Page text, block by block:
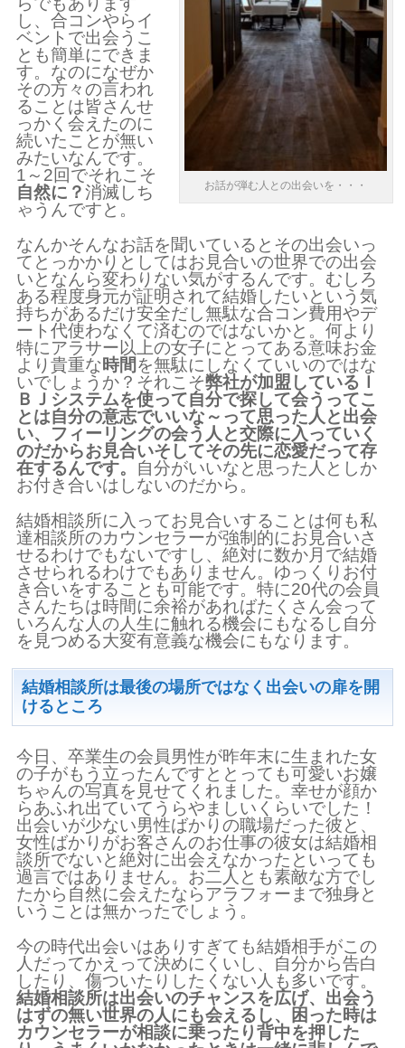
お話が弾む人との出会いを・・・
し、合コンやらイ
ベントで出会うこ
とも簡単にできま
す。なのになぜか
その方々の言われ
ることは皆さんせ
っかく会えたのに
続いたことが無い
みたいなんです。
1～2回でそれこそ
自然に？消滅しち
ゃうんですと。
なんかそんなお話を聞いているとその出会いっ
てとっかかりとしてはお見合いの世界での出会
いとなんら変わりない気がするんです。むしろ
ある程度身元が証明されて結婚したいという気
持ちがあるだけ安全だし無駄な合コン費用やデ
ート代使わなくて済むのではないかと。何より
特にアラサー以上の女子にとってある意味お金
より貴重な時間を無駄にしなくていいのではな
いでしょうか？それこそ弊社が加盟しているＩ
ＢＪシステムを使って自分で探して会うってこ
とは自分の意志でいいな～って思った人と出会
い、フィーリングの会う人と交際に入っていく
のだからお見合いそしてその先に恋愛だって存
在するんです。 自分がいいなと思った人としか
お付き合いはしないのだから。
結婚相談所に入ってお見合いすることは何も私
達相談所のカウンセラーが強制的にお見合いさ
せるわけでもないですし、絶対に数か月で結婚
させられるわけでもありません。ゆっくりお付
き合いをすることも可能です。特に20代の会員
さんたちは時間に余裕があればたくさん会って
いろんな人の人生に触れる機会にもなるし自分
を見つめる大変有意義な機会にもなります。
結婚相談所は最後の場所ではなく出会いの扉を開
けるところ
今日、卒業生の会員男性が昨年末に生まれた女
の子がもう立ったんですととっても可愛いお嬢
ちゃんの写真を見せてくれました。幸せが顔か
らあふれ出ていてうらやましいくらいでした！
出会いが少ない男性ばかりの職場だった彼と、
女性ばかりがお客さんのお仕事の彼女は結婚相
談所でないと絶対に出会えなかったといっても
過言ではありません。お二人とも素敵な方でし
たから自然に会えたならアラフォーまで独身と
いうことは無かったでしょう。
今の時代出会いはありすぎても結婚相手がこの
人だってかえって決めにくいし、自分から告白
したり、傷ついたりしたくない人も多いです。
結婚相談所は出会いのチャンスを広げ、出会う
はずの無い世界の人にも会えるし、困った時は
カウンセラーが相談に乗ったり背中を押した